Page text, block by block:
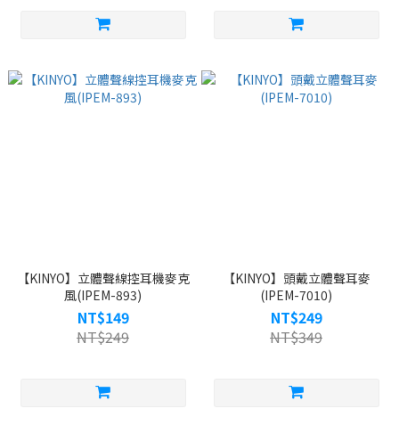
【KINYO】立體聲線控耳機麥克
風(IPEM-893)
NT$149
NT$249
【KINYO】頭戴立體聲耳麥
(IPEM-7010)
NT$249
NT$349